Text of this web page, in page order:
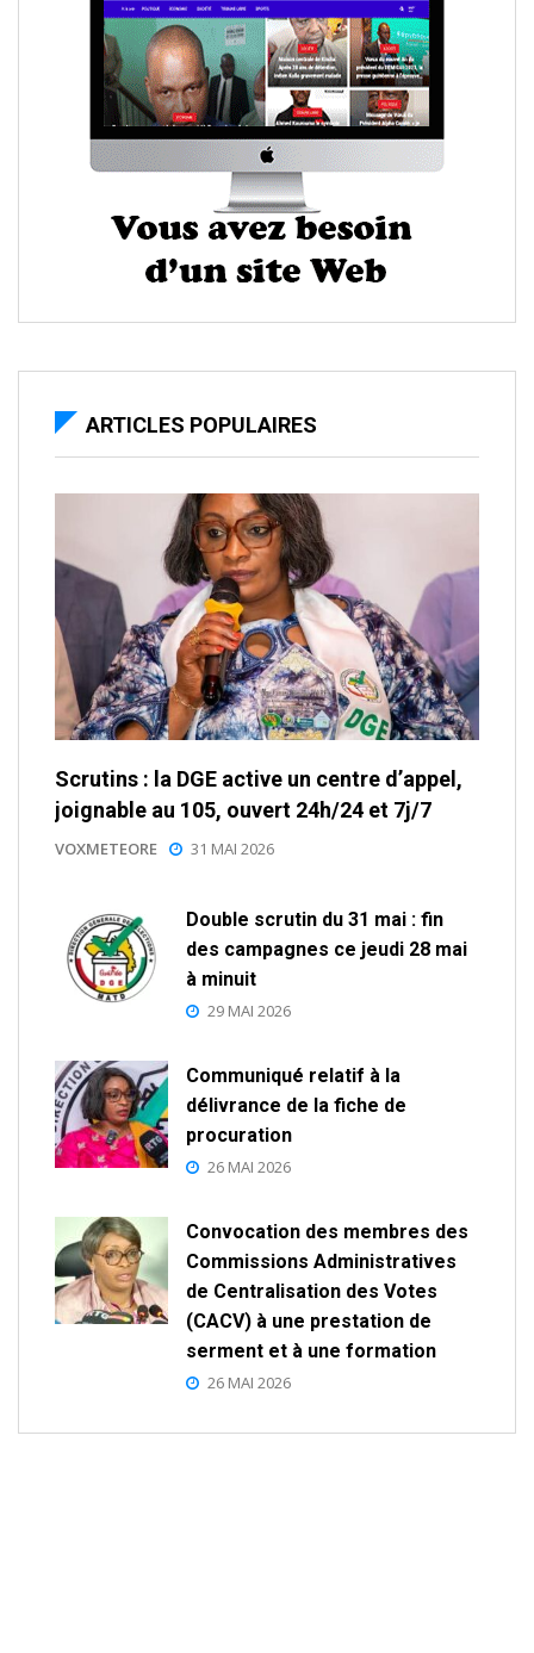
ARTICLES POPULAIRES
Scrutins : la DGE active un centre d’appel,
joignable au 105, ouvert 24h/24 et 7j/7
VOXMETEORE 31 MAI 2026
Double scrutin du 31 mai : fin
des campagnes ce jeudi 28 mai
à minuit
29 MAI 2026
Communiqué relatif à la
délivrance de la fiche de
procuration
26 MAI 2026
Convocation des membres des
Commissions Administratives
de Centralisation des Votes
(CACV) à une prestation de
serment et à une formation
26 MAI 2026